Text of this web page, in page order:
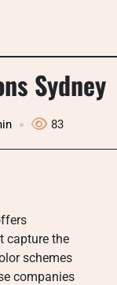
Sydney
83
capture the
schemes
companies